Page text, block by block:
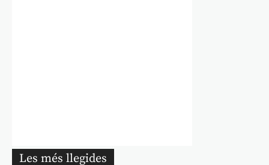
Les més llegides